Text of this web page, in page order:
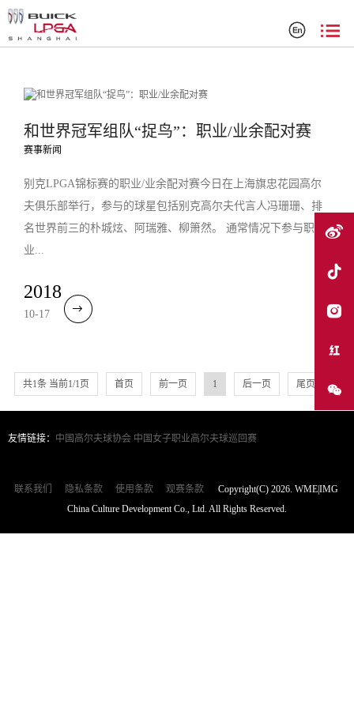
和世界冠军组队“捉鸟”：职业/业余配对赛
赛事新闻
别克LPGA锦标赛的职业/业余配对赛今日在上海旗忠花园高尔
夫俱乐部举行，参与的球星包括别克高尔夫代言人冯珊珊、排
名世界前三的朴城炫、阿瑞雅、柳箫然。 通常情况下参与职
业...
2018
10-17
共1条 当前1/1页 首页 前一页 1 后一页 尾页
友情链接： 中国高尔夫球协会 中国女子职业高尔夫球巡回赛
联系我们 隐私条款 使用条款 观赛条款
Copyright(C) 2026. WME|IMG
China Culture Development Co., Ltd. All Rights Reserved.